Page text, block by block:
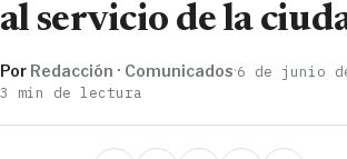
al servicio de la
Por Redacción · Comunicados·6 de junio
3 min de lectura